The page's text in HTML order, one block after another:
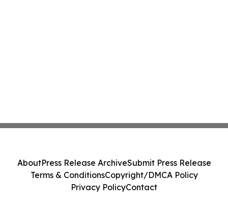
AboutPress Release ArchiveSubmit Press Release
Terms & ConditionsCopyright/DMCA Policy
Privacy PolicyContact